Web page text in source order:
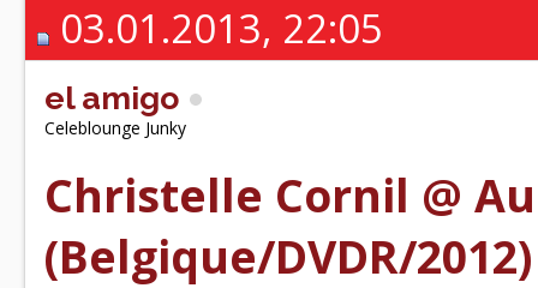
03.01.2013, 22:05
el amigo
Celeblounge Junky
Christelle Cornil @
(Belgique/DVDR/